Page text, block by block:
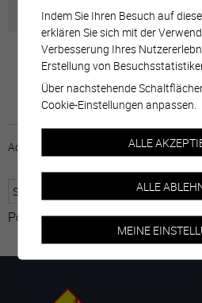
Accueil emploi Mentions
Powered by Google
Indem Sie Ihren Besuch auf
erklären Sie sich mit der
Verbesserung Ihres
Erstellung von
Über nachstehende
Cookie-Einstellungen anpassen.
ALLE
ALLE
MEINE